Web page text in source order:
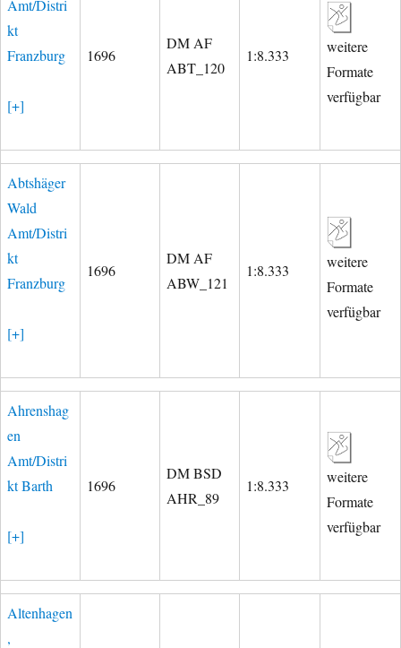
Amt/Distri
kt
Franzburg
[+]
1696
DM AF
ABT_120
1:8.333
weitere
Formate
verfügbar
Abtshäger
Wald
Amt/Distri
kt
Franzburg
[+]
1696
DM AF
ABW_121
1:8.333
weitere
Formate
verfügbar
Ahrenshag
en
Amt/Distri
kt Barth
[+]
1696
DM BSD
AHR_89
1:8.333
weitere
Formate
verfügbar
Altenhagen
,